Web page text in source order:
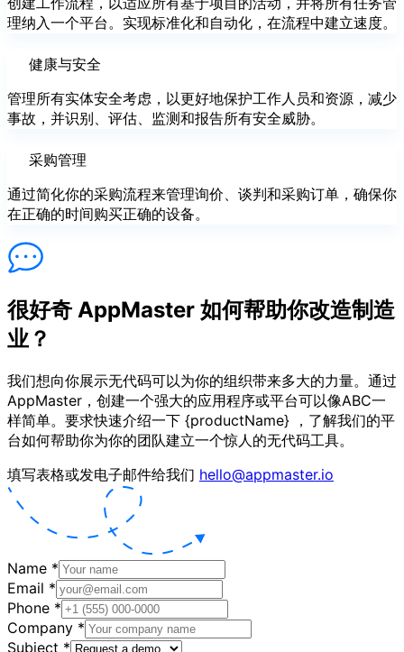
理纳入一个平台。实现标准化和自动化，在流程中建立速度。
健康与安全
管理所有实体安全考虑，以更好地保护工作人员和资源，减少
事故，并识别、评估、监测和报告所有安全威胁。
采购管理
通过简化你的采购流程来管理询价、谈判和采购订单，确保你
在正确的时间购买正确的设备。
很好奇 AppMaster 如何帮助你改造制造
业？
我们想向你展示无代码可以为你的组织带来多大的力量。通过
AppMaster，创建一个强大的应用程序或平台可以像ABC一
样简单。要求快速介绍一下 {productName} ，了解我们的平
台如何帮助你为你的团队建立一个惊人的无代码工具。
填写表格或发电子邮件给我们 hello@appmaster.io
Name *
Email *
Phone *
Company *
Subject *